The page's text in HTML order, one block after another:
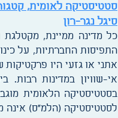
סטטיסטיקה לאומית,
סיגל נגר-רון
כל מדינה ממיינת,
התפיסות החברתיות, על
אתני או גזעי היו
אי-שוויון במדינות
בסטטיסטיקה הלאומית
לסטטיסטיקה (הלמ"ס) אינה